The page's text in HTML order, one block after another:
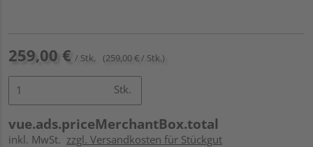
259,00 € / Stk. (259,00 € / Stk.)
Stk.
vue.ads.priceMerchantBox.total
inkl. MwSt. zzgl. Versandkosten für Stückgut